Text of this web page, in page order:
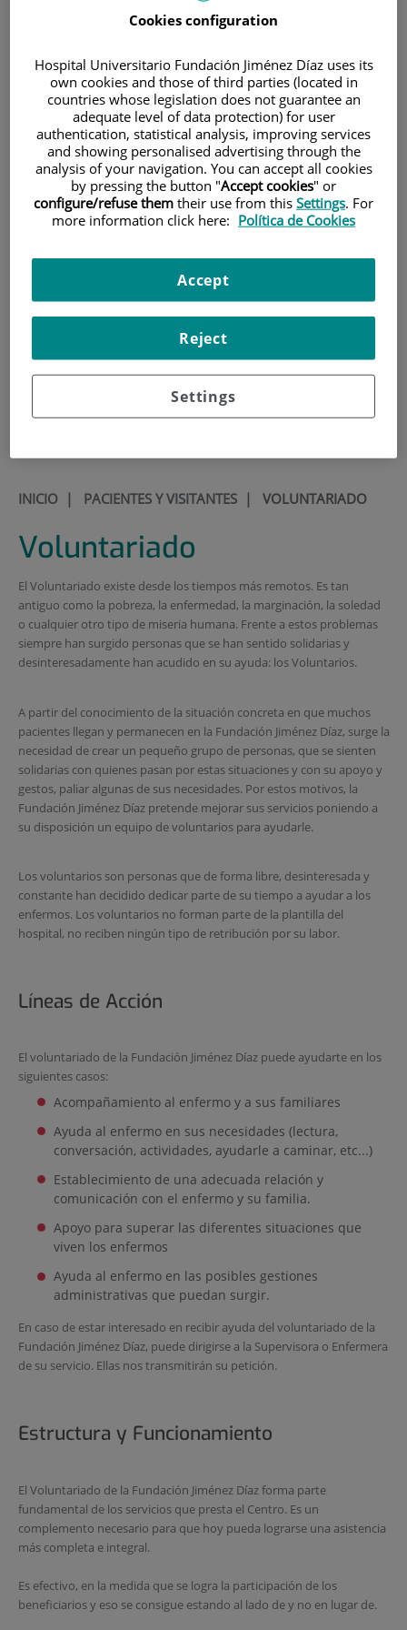
Investigación
Docencia
Teléfono de atención al usuario
900 301 013
INICIO| PACIENTES Y VISITANTES| VOLUNTARIADO
Voluntariado
El Voluntariado existe desde los tiempos más remotos. Es tan
antiguo como la pobreza, la enfermedad, la marginación, la soledad
o cualquier otro tipo de miseria humana. Frente a estos problemas
siempre han surgido personas que se han sentido solidarias y
desinteresadamente han acudido en su ayuda: los Voluntarios.
A partir del conocimiento de la situación concreta en que muchos
pacientes llegan y permanecen en la Fundación Jiménez Díaz, surge la
necesidad de crear un pequeño grupo de personas, que se sienten
solidarias con quienes pasan por estas situaciones y con su apoyo y
gestos, paliar algunas de sus necesidades. Por estos motivos, la
Fundación Jiménez Díaz pretende mejorar sus servicios poniendo a
su disposición un equipo de voluntarios para ayudarle.
Los voluntarios son personas que de forma libre, desinteresada y
constante han decidido dedicar parte de su tiempo a ayudar a los
enfermos. Los voluntarios no forman parte de la plantilla del
hospital, no reciben ningún tipo de retribución por su labor.
Líneas de Acción
El voluntariado de la Fundación Jiménez Díaz puede ayudarte en los
siguientes casos:
Acompañamiento al enfermo y a sus familiares
Ayuda al enfermo en sus necesidades (lectura,
conversación, actividades, ayudarle a caminar, etc...)
Establecimiento de una adecuada relación y
comunicación con el enfermo y su familia.
Apoyo para superar las diferentes situaciones que
viven los enfermos
Ayuda al enfermo en las posibles gestiones
administrativas que puedan surgir.
En caso de estar interesado en recibir ayuda del voluntariado de la
Fundación Jiménez Díaz, puede dirigirse a la Supervisora o Enfermera
de su servicio. Ellas nos transmitirán su petición.
Estructura y Funcionamiento
El Voluntariado de la Fundación Jiménez Díaz forma parte
fundamental de los servicios que presta el Centro. Es un
complemento necesario para que hoy pueda lograrse una asistencia
más completa e integral.
Es efectivo, en la medida que se logra la participación de los
beneficiarios y eso se consigue estando al lado de y no en lugar de.
Cookies configuration
Hospital Universitario Fundación Jiménez Díaz uses its
own cookies and those of third parties (located in
countries whose legislation does not guarantee an
adequate level of data protection) for user
authentication, statistical analysis, improving services
and showing personalised advertising through the
analysis of your navigation. You can accept all cookies
by pressing the button "Accept cookies" or
configure/refuse them their use from this Settings. For
more information click here: Política de Cookies
Settings
Reject
Accept